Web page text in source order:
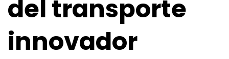
del transporte
innovador